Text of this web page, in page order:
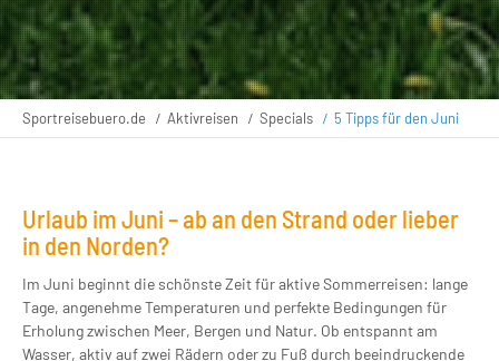
Sportreisebuero.de Aktivreisen Specials 5 Tipps für den Juni
Urlaub im Juni – ab an den Strand oder lieber
in den Norden?
Im Juni beginnt die schönste Zeit für aktive Sommerreisen: lange
Tage, angenehme Temperaturen und perfekte Bedingungen für
Erholung zwischen Meer, Bergen und Natur. Ob entspannt am
Wasser, aktiv auf zwei Rädern oder zu Fuß durch beeindruckende